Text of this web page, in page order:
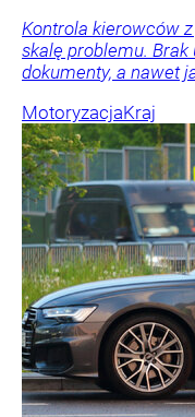
Kontrola kierowców z
skalę problemu.
dokumenty, a nawet
MotoryzacjaKraj